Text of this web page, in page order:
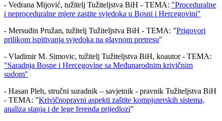
- Vedrana Mijović, tužitelj Tužiteljstva BiH - TEMA: "Proceduralne
i neproceduralne mjere zastite svjedoka u Bosni i Hercegovini"
- Mersudin Pružan, tužitelj Tužiteljstva BiH - TEMA: "Prigovori
prilikom ispitivanja svjedoka na glavnom pretresu"
- Vladimir M. Simovic, tužitelj Tužiteljstva BiH, koautor - TEMA:
"Saradnja Bosne i Hercegovine sa Međunarodnim krivičnim
sudom"
- Hasan Pleh, stručni suradnik – savjetnik - pravnik Tužiteljstva BiH
- TEMA: "Krivičnopravni aspekti zaštite kompjuterskih sistema,
analiza stanja i de lege ferenda prijedlozi"